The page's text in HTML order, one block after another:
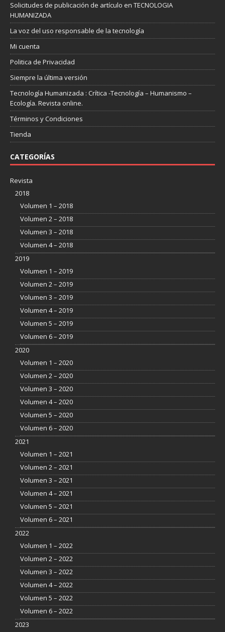
Solicitudes de publicación de artículo en TECNOLOGIA
HUMANIZADA
La voz del uso responsable de la tecnología
Mi cuenta
Politica de Privacidad
Siempre la última versión
Tecnología Humanizada : Crítica -Tecnología – Humanismo –
Ecología. Revista online.
Términos y Condiciones
Tienda
CATEGORÍAS
Revista
2018
Volumen 1 – 2018
Volumen 2 – 2018
Volumen 3 – 2018
Volumen 4 – 2018
2019
Volumen 1 – 2019
Volumen 2 – 2019
Volumen 3 – 2019
Volumen 4 – 2019
Volumen 5 – 2019
Volumen 6 – 2019
2020
Volumen 1 – 2020
Volumen 2 – 2020
Volumen 3 – 2020
Volumen 4 – 2020
Volumen 5 – 2020
Volumen 6 – 2020
2021
Volumen 1 – 2021
Volumen 2 – 2021
Volumen 3 – 2021
Volumen 4 – 2021
Volumen 5 – 2021
Volumen 6 – 2021
2022
Volumen 1 – 2022
Volumen 2 – 2022
Volumen 3 – 2022
Volumen 4 – 2022
Volumen 5 – 2022
Volumen 6 – 2022
2023